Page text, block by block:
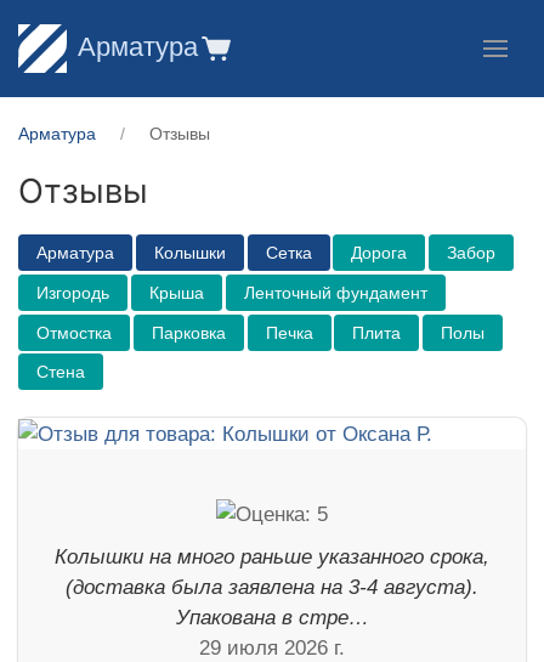
Арматура
Арматура Отзывы
Отзывы
Арматура Колышки Сетка Дорога Забор
Изгородь Крыша Ленточный фундамент
Отмостка Парковка Печка Плита Полы
Стена
Колышки на много раньше указанного срока,
(доставка была заявлена на 3-4 августа).
Упакована в стре…
29 июля 2026 г.